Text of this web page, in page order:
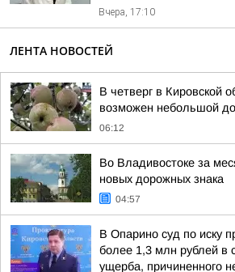
Вчера, 17:10
ЛЕНТА НОВОСТЕЙ
В четверг в Кировской
возможен небольшой
06:12
Во Владивостоке за
новых дорожных знака
04:57
В Опарино суд по иску
более 1,3 млн рублей в
ущерба, причиненного